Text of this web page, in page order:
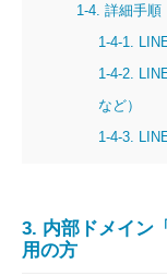
1-4. 詳細手順
1-4-1.
1-4-2.
など）
1-4-3.
3. 内部ドメイン
用の方